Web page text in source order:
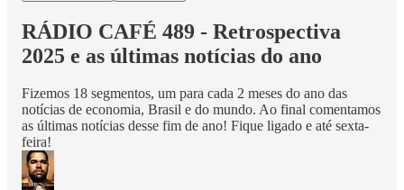
RÁDIO CAFÉ 489 - Retrospectiva
2025 e as últimas notícias do ano
Fizemos 18 segmentos, um para cada 2 meses do ano das
notícias de economia, Brasil e do mundo. Ao final comentamos
as últimas notícias desse fim de ano! Fique ligado e até sexta-
feira!